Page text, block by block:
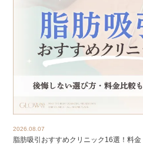
2026.08.07
脂肪吸引おすすめクリニック16選！料